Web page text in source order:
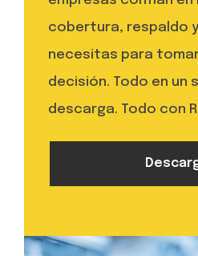
cobertura, respaldo
necesitas para
decisión. Todo en un
descarga. Todo con